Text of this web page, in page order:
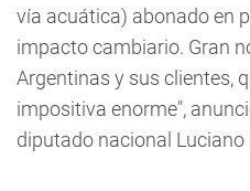
vía acuática) abonado en
impacto cambiario. Gran
Argentinas y sus clientes,
impositiva enorme",
diputado nacional Luciano